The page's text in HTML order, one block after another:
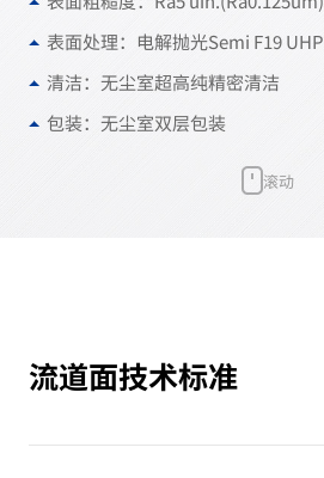
表面处理：电解抛光Semi F19 UHP
清洁：无尘室超高纯精密清洁
包装：无尘室双层包装
滚动
流道面技术标准